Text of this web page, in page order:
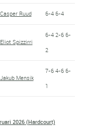
Casper Ruud 6-4 6-4
Eliot Spizzirri
6-4 2-6 6-
2
Jakub Mensik
7-6 4-6 6-
1
2026 (Hardcourt)